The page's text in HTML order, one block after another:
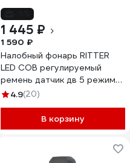
1 445 ₽
1 590 ₽
Налобный фонарь RITTER
LED COB регулируемый
ремень датчик дв 5 режима
7Вт 1200 мАч 300Лм IP44
4.9(20)
В корзину